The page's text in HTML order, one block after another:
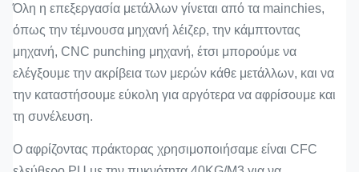
Όλη η επεξεργασία μετάλλων γίνεται από τα mainchies,
όπως την τέμνουσα μηχανή λέιζερ, την κάμπτοντας
μηχανή, CNC punching μηχανή, έτσι μπορούμε να
ελέγξουμε την ακρίβεια των μερών κάθε μετάλλων, και να
την καταστήσουμε εύκολη για αργότερα να αφρίσουμε και
τη συνέλευση.
Ο αφρίζοντας πράκτορας χρησιμοποιήσαμε είναι CFC